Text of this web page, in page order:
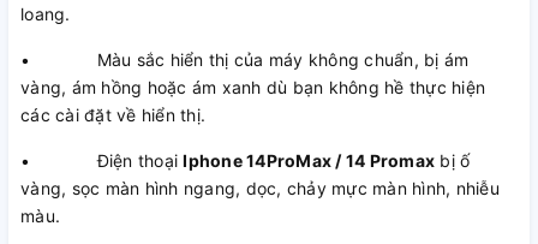
loang.
• Màu sắc hiển thị của máy không chuẩn, bị ám
vàng, ám hồng hoặc ám xanh dù bạn không hề thực hiện
các cài đặt về hiển thị.
• Điện thoạiIphone 14ProMax / 14 Promax bị ố
vàng, sọc màn hình ngang, dọc, chảy mực màn hình, nhiễu
màu.